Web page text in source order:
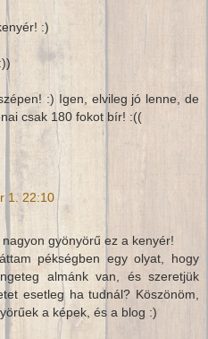
:)
:) Igen, elvileg jó lenne, de
csak 180 fokot bír! :((
1. 22:10
gyönyörű ez a kenyér!
pékségben egy olyat, hogy
almánk van, és szeretjük
esetleg ha tudnál? Köszönöm,
a képek, és a blog :)